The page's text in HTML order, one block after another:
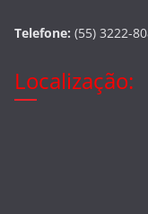
Telefone: (55) 3222-
Localização: